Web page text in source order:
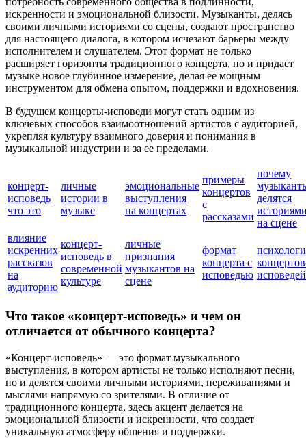
искренности и эмоциональной близости. Музыканты, делясь
своими личными историями со сцены, создают пространство
для настоящего диалога, в котором исчезают барьеры между
исполнителем и слушателем. Этот формат не только
расширяет горизонты традиционного концерта, но и придает
музыке новое глубинное измерение, делая ее мощным
инструментом для обмена опытом, поддержки и вдохновения.
В будущем концерты-исповеди могут стать одним из
ключевых способов взаимоотношений артистов с аудиторией,
укрепляя культуру взаимного доверия и понимания в
музыкальной индустрии и за ее пределами.
концерт-
исповедь
что это
личные
истории в
музыке
эмоциональные
выступления
на концертах
примеры
концертов
с
рассказами
почему
делятся
на сцене
влияние
искренних
рассказов
на
аудиторию
концерт-
исповедь в
современной
культуре
личные
признания
музыкантов на
сцене
формат
концерта с
исповедью исповедей
Что такое «концерт-исповедь» и чем он
отличается от обычного концерта?
«Концерт-исповедь» — это формат музыкального
выступления, в котором артисты не только исполняют песни,
но и делятся своими личными историями, переживаниями и
мыслями напрямую со зрителями. В отличие от
традиционного концерта, здесь акцент делается на
эмоциональной близости и искренности, что создает
уникальную атмосферу общения и поддержки.